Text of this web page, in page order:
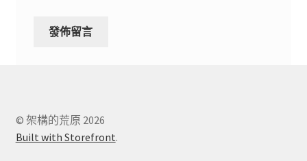
© 架構的荒原 2026
Built with Storefront.